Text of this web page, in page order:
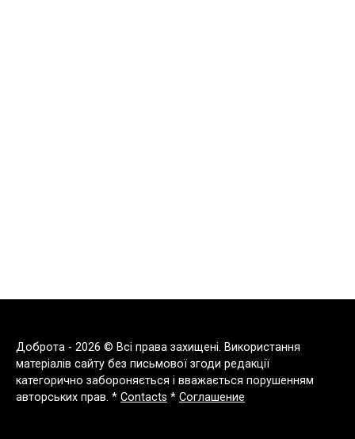
Доброта - 2026 © Всі права захищені. Використання
матеріалів сайту без письмової згоди редакції
категорично забороняється і вважається порушенням
авторських прав. * Contacts * Соглашение